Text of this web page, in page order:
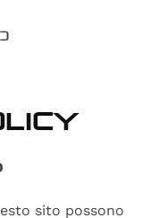
sito possono